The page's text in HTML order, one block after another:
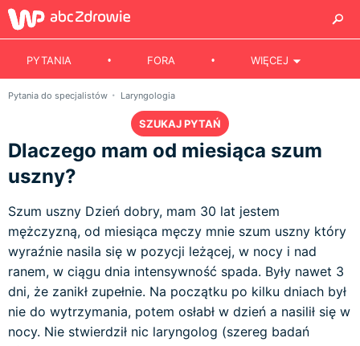
PYTANIA FORA WIĘCEJ
Pytania do specjalistów Laryngologia
SZUKAJ PYTAŃ
Dlaczego mam od miesiąca szum
uszny?
Szum uszny Dzień dobry, mam 30 lat jestem
mężczyzną, od miesiąca męczy mnie szum uszny który
wyraźnie nasila się w pozycji leżącej, w nocy i nad
ranem, w ciągu dnia intensywność spada. Były nawet 3
dni, że zanikł zupełnie. Na początku po kilku dniach był
nie do wytrzymania, potem osłabł w dzień a nasilił się w
nocy. Nie stwierdził nic laryngolog (szereg badań